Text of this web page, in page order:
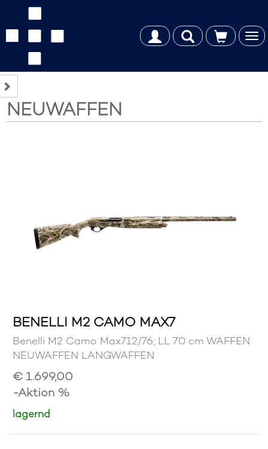
NEUWAFFEN
BENELLI M2 CAMO MAX7
Benelli M2 Camo Max712/76; LL 70 cm WAFFEN
NEUWAFFEN LANGWAFFEN
€ 1.699,00
-Aktion %
lagernd